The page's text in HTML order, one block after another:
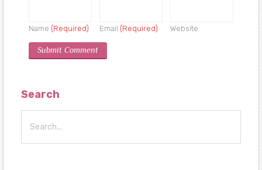
Name (Required) Email (Required) Website
Search